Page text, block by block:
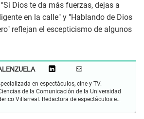
Dios te da más fuerzas, dejas a
en la calle" y "Hablando de Dios
reflejan el escepticismo de algunos
en espectáculos, cine y TV.
de la Comunicación de la Universidad
Villarreal. Redactora de espectáculos en
música y películas.